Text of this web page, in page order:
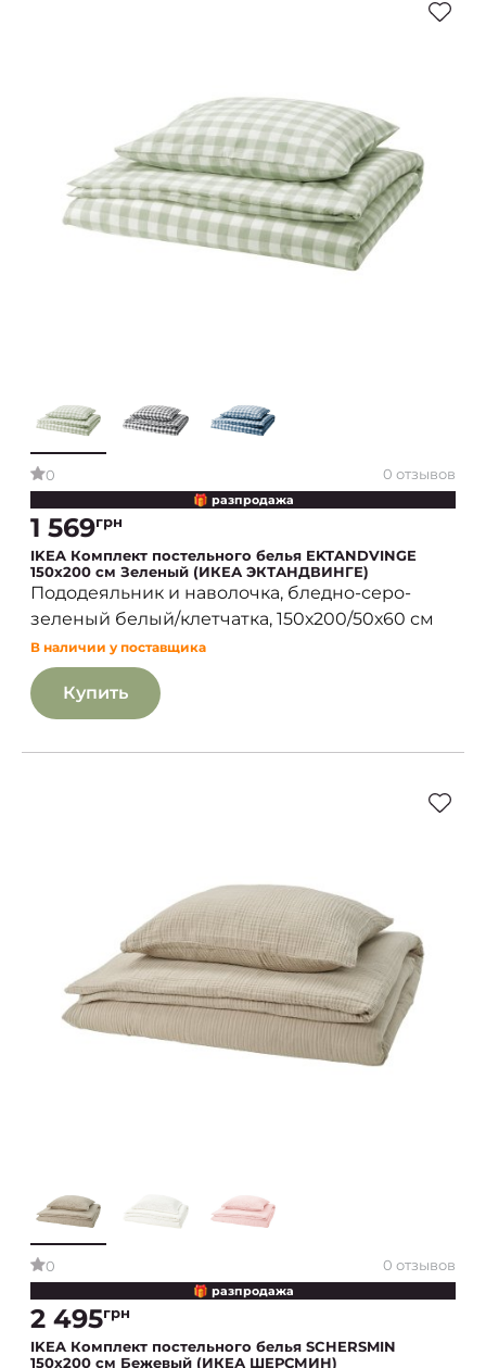
0 0 отзывов
🎁 разпродажа
1 569грн
IKEA Комплект постельного белья EKTANDVINGE
150х200 см Зеленый (ИКЕА ЭКТАНДВИНГЕ)
Пододеяльник и наволочка, бледно-серо-
зеленый белый/клетчатка, 150х200/50х60 см
В наличии у поставщика
Купить
0 0 отзывов
🎁 разпродажа
2 495грн
IKEA Комплект постельного белья SCHERSMIN
150x200 см Бежевый (ИКЕА ШЕРСМИН)